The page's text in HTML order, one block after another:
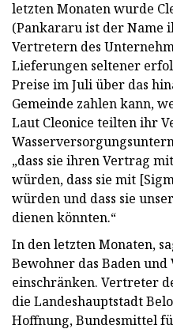
letzten Monaten wurde
(Pankararu ist der Name
Vertretern des
Lieferungen seltener
Preise im Juli über das
Gemeinde zahlen kann,
Laut Cleonice teilten ihr
„dass sie ihren Vertrag
würden, dass sie mit
würden und dass sie
dienen könnten.“
In den letzten Monaten,
Bewohner das Baden
einschränken. Vertreter
die Landeshauptstadt
Hoffnung, Bundesmittel